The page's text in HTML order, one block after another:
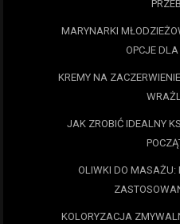
MARYNARKI
OPCJE
KREMY NA
JAK ZROBIĆ IDEALNY
OLIWKI DO MASAŻU:
KOLORYZACJA